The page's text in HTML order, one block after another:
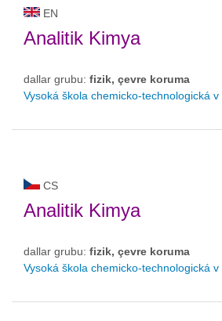
EN
Analitik Kimya
dallar grubu: fizik, çevre koruma
Vysoká škola chemicko-technologická v
CS
Analitik Kimya
dallar grubu: fizik, çevre koruma
Vysoká škola chemicko-technologická v